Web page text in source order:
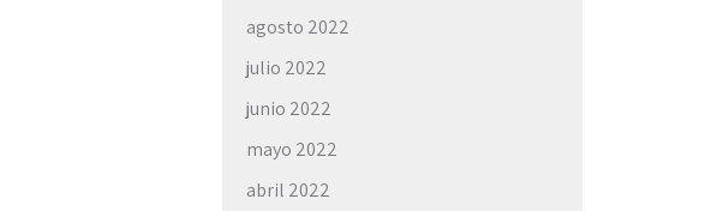
agosto 2022
julio 2022
junio 2022
mayo 2022
abril 2022